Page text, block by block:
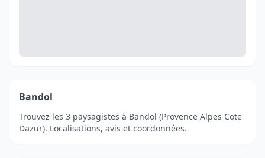
Bandol
Trouvez les 3 paysagistes à Bandol (Provence Alpes Cote
Dazur). Localisations, avis et coordonnées.